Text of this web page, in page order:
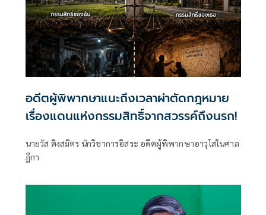
อดีตผู้พิพากษาแนะถึงเวลาผ่าตัดกฎหมาย
เรื่องแดนแห่งกรรมสิทธิ์จากสวรรค์ถึงนรก!
นายวัส ติงสมิตร นักวิชาการอิสระ อดีตผู้พิพากษาอาวุโสในศาล
ฎีกา